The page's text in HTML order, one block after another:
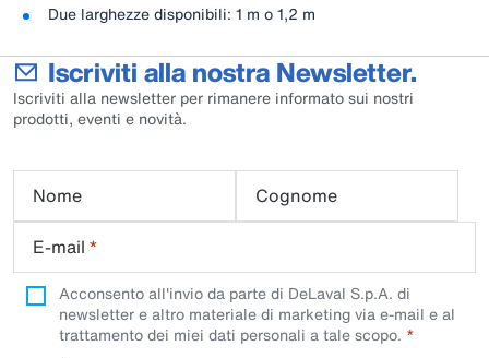
Due larghezze disponibili: 1 m o 1,2 m
Iscriviti alla nostra Newsletter.
Iscriviti alla newsletter per rimanere informato sui nostri
prodotti, eventi e novità.
Nome
Cognome
E-mail *
Acconsento all'invio da parte di DeLaval S.p.A. di
newsletter e altro materiale di marketing via e-mail e al
trattamento dei miei dati personali a tale scopo.